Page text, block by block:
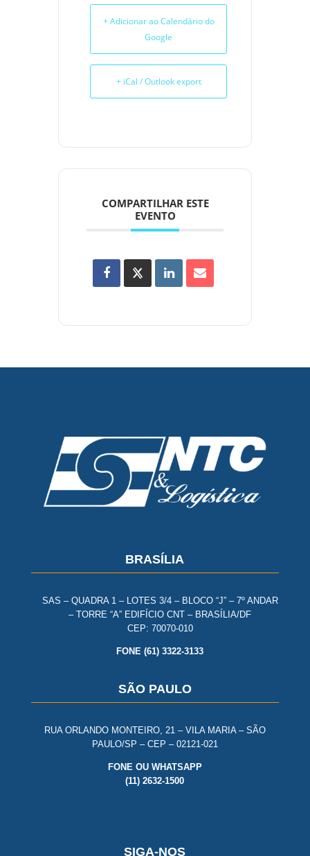
+ Adicionar ao Calendário do
Google
+ iCal / Outlook export
COMPARTILHAR ESTE
EVENTO
BRASÍLIA
SAS – QUADRA 1 – LOTES 3/4 – BLOCO “J” – 7º ANDAR
– TORRE “A” EDIFÍCIO CNT – BRASÍLIA/DF
CEP: 70070-010
FONE (61) 3322-3133
SÃO PAULO
RUA ORLANDO MONTEIRO, 21 – VILA MARIA – SÃO
PAULO/SP – CEP – 02121-021
FONE OU WHATSAPP
(11) 2632-1500
SIGA-NOS